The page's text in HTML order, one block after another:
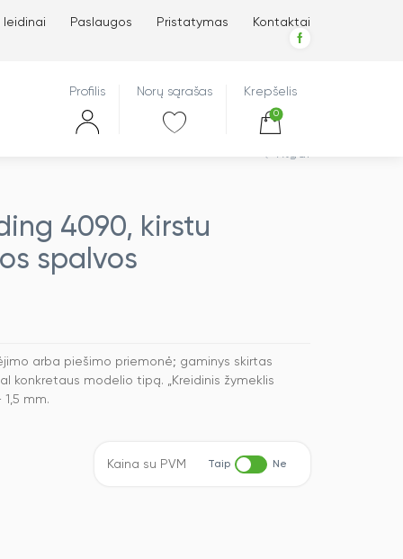
leidinai Paslaugos Pristatymas Kontaktai
Profilis Norų sąrašas Krepšelis
0
Atgal
4090, kirstu
spalvos
arba piešimo priemonė; gaminys skirtas
konkretaus modelio tipą. „Kreidinis žymeklis
mm.
Kaina su PVM Taip Ne